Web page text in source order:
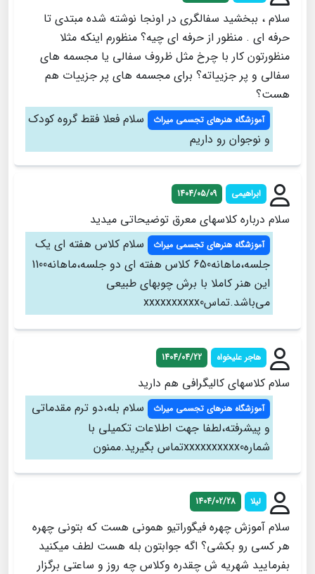
سلام ، ببخشید سفالگری در اونجا نوشته شده مبتدی تا
حرفه ای . منظور از حرفه ای چیه؟ منظورم اینکه مثلا
منظورتون کار با چرخ مثل ظروف سفالی یا مجسمه های
سفالی و پر جزییاته؟ برای مجسمه های پر جزییات هم
هست؟
آموزشگاه هنرهای تجسمی میراث
سلام فعلا فقط گروه کودک
و نوجوان رو داریم
ابراهیمی 1404/05/09
سلام درباره کلاسهای معرق توضیحاتی میدید
آموزشگاه هنرهای تجسمی میراث
سلام کلاس هفته ای یک
جلسه،ماهانه650 کلاس هفته ای دو جلسه،ماهانه1100
این هنر کاملا با برش چوبهای طبیعی
می‌باشد.تماسxxxxxxxxxx0
هاجر علیخواه 1404/04/22
سلام کلاسهای کالیگرافی هم دارید
آموزشگاه هنرهای تجسمی میراث
سلام بله،دو ترم مقدماتی
و پیشرفته،لطفا جهت اطلاعات تکمیلی با
شمارهxxxxxxxxxx0تماس بگیرید.ممنون
لیلا 1404/02/28
سلام آموزش چهره فیگوراتیو همونی هست که بتونی چهره
هر کسی رو بکشی؟ اگه جوابتون بله هست لطف میکنید
بفرمایید شهریه ش چقدره وکلاس چه روز و ساعتی برگزار